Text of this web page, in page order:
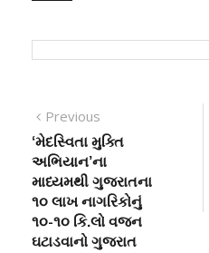
Post
navigation
Previous
post:
‘મેદસ્વિતા મુક્તિ
અભિયાન’ના
માધ્યમથી ગુજરાતના
૧૦ લાખ નાગરિકોનું
૧૦-૧૦ કિ.લો વજન
ઘટાડવાનો ગુજરાત